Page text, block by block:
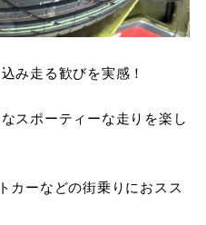
み走る歓びを実感！
スポーティーな走りを楽し
カーなどの街乗りにおスス